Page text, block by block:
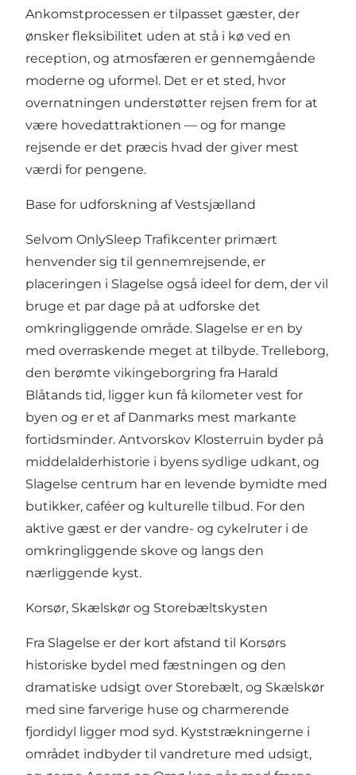
Ankomstprocessen er tilpasset gæster, der
ønsker fleksibilitet uden at stå i kø ved en
reception, og atmosfæren er gennemgående
moderne og uformel. Det er et sted, hvor
overnatningen understøtter rejsen frem for at
være hovedattraktionen — og for mange
rejsende er det præcis hvad der giver mest
værdi for pengene.
Base for udforskning af Vestsjælland
Selvom OnlySleep Trafikcenter primært
henvender sig til gennemrejsende, er
placeringen i Slagelse også ideel for dem, der vil
bruge et par dage på at udforske det
omkringliggende område. Slagelse er en by
med overraskende meget at tilbyde. Trelleborg,
den berømte vikingeborgring fra Harald
Blåtands tid, ligger kun få kilometer vest for
byen og er et af Danmarks mest markante
fortidsminder. Antvorskov Klosterruin byder på
middelalderhistorie i byens sydlige udkant, og
Slagelse centrum har en levende bymidte med
butikker, caféer og kulturelle tilbud. For den
aktive gæst er der vandre- og cykelruter i de
omkringliggende skove og langs den
nærliggende kyst.
Korsør, Skælskør og Storebæltskysten
Fra Slagelse er der kort afstand til Korsørs
historiske bydel med fæstningen og den
dramatiske udsigt over Storebælt, og Skælskør
med sine farverige huse og charmerende
fjordidyl ligger mod syd. Kyststrækningerne i
området indbyder til vandreture med udsigt,